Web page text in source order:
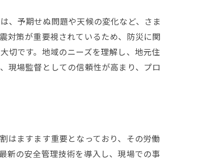
、予期せぬ問題や天候の変化など、さま
対策が重要視されているため、防災に関
切です。地域のニーズを理解し、地元住
現場監督としての信頼性が高まり、プロ
はますます重要となっており、その労働
新の安全管理技術を導入し、現場での事